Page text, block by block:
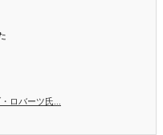
ロバーツ氏...